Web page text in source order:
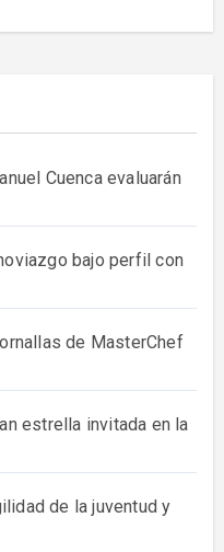
Cuenca evaluarán
bajo perfil con
de MasterChef
estrella invitada en la
de la juventud y